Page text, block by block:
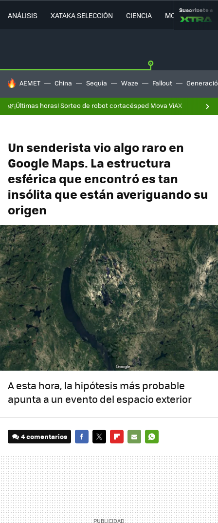
ANÁLISIS XATAKA SELECCIÓN CIENCIA MOVILIDAD
Suscríbete a
HOY SE HABLA DE
AEMET China Sequía Waze Fallout
🌿¡Últimas horas! Sorteo de robot cortacésped Mova ViAX
Un senderista vio algo raro en
Google Maps. La estructura
esférica que encontró es tan
insólita que están averiguando su
origen
A esta hora, la hipótesis más probable
apunta a un evento del espacio exterior
4 comentarios
MAIL